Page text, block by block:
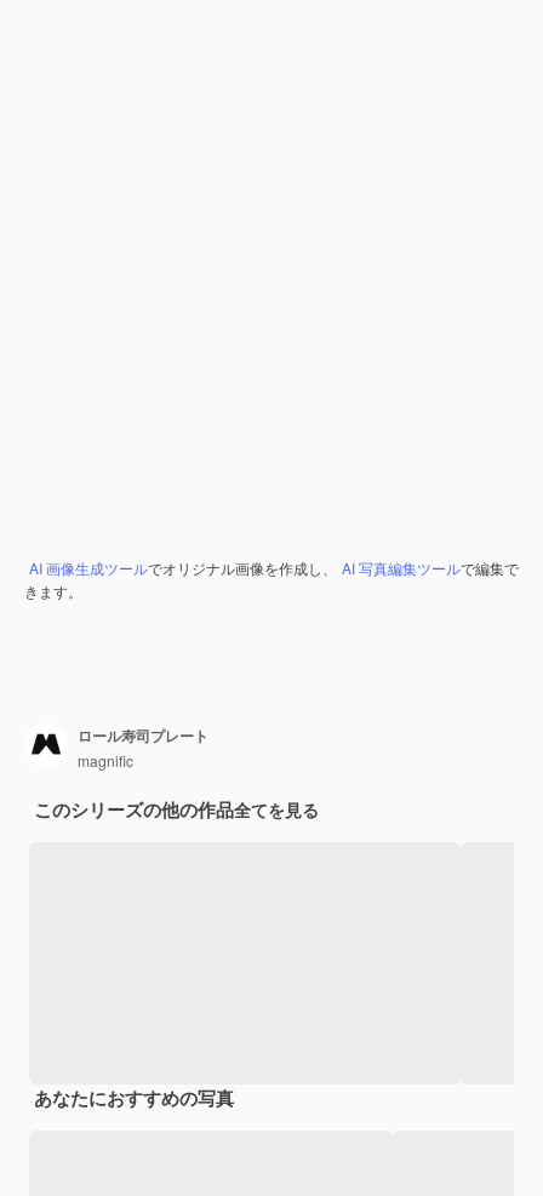
AI 画像生成ツールでオリジナル画像を作成し、 AI 写真編集ツールで編集で
きます。
ロール寿司プレート
magnific
このシリーズの他の作品全てを見る
あなたにおすすめの写真